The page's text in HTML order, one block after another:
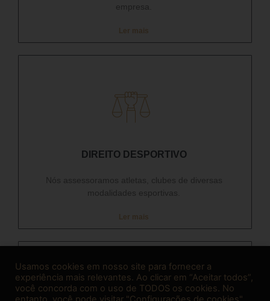
empresa.
Ler mais
DIREITO DESPORTIVO​
Nós assessoramos atletas, clubes de diversas
modalidades esportivas.
Ler mais
Usamos cookies em nosso site para fornecer a
experiência mais relevantes. Ao clicar em “Aceitar todos”,
você concorda com o uso de TODOS os cookies. No